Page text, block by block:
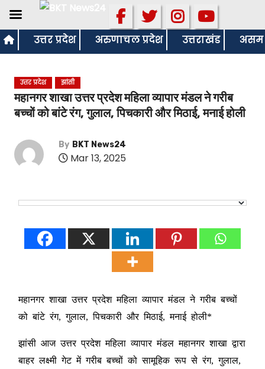
S
k
उत्तर प्रदेश अरुणाचल प्रदेश उत्तराखंड असम
उत्तर प्रदेश झांसी
महानगर शाखा उत्तर प्रदेश महिला व्यापार मंडल ने गरीब
बच्चों को बांटे रंग, गुलाल, पिचकारी और मिठाई, मनाई होली
By BKT News24
Mar 13, 2025
महानगर शाखा उत्तर प्रदेश महिला व्यापार मंडल ने गरीब बच्चों
को बांटे रंग, गुलाल, पिचकारी और मिठाई, मनाई होली*
झांसी आज उत्तर प्रदेश महिला व्यापार मंडल महानगर शाखा द्वारा
बाहर लक्ष्मी गेट में गरीब बच्चों को सामूहिक रूप से रंग, गुलाल,